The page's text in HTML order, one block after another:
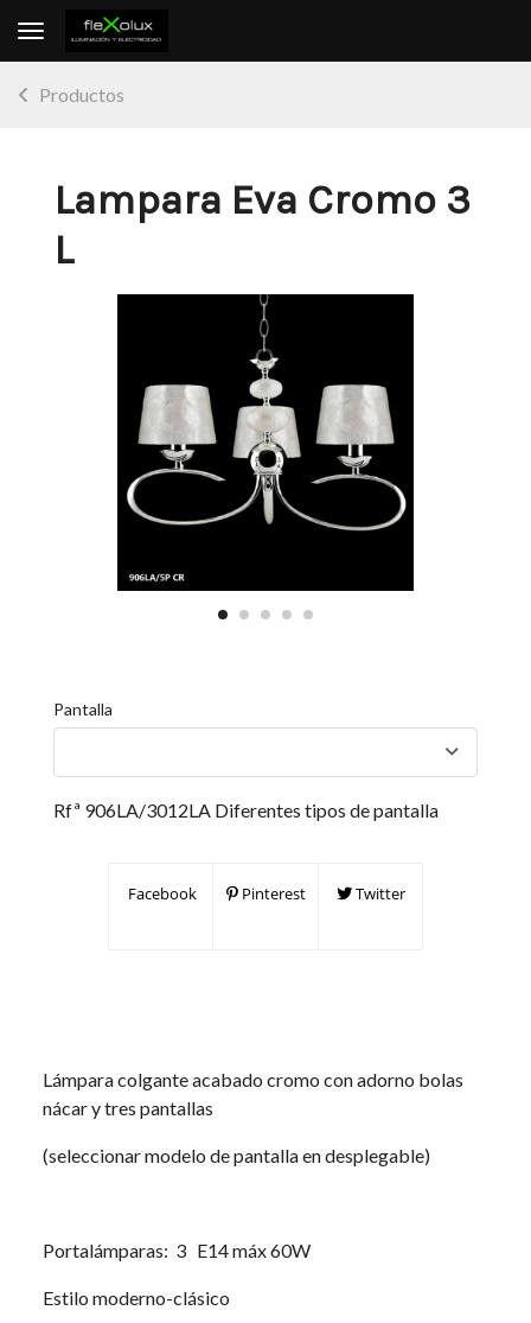
Toggle navigation
Productos
Lampara Eva Cromo 3
L
Pantalla
Rfª 906LA/3012LA Diferentes tipos de pantalla
Facebook Pinterest Twitter
Lámpara colgante acabado cromo con adorno bolas
nácar y tres pantallas
(seleccionar modelo de pantalla en desplegable)
Portalámparas: 3 E14 máx 60W
Estilo moderno-clásico